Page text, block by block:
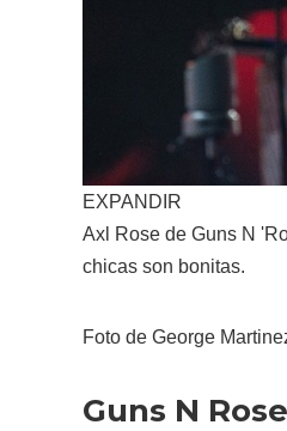
EXPANDIR
Axl Rose de Guns N
chicas son bonitas.
Foto de George
Guns N